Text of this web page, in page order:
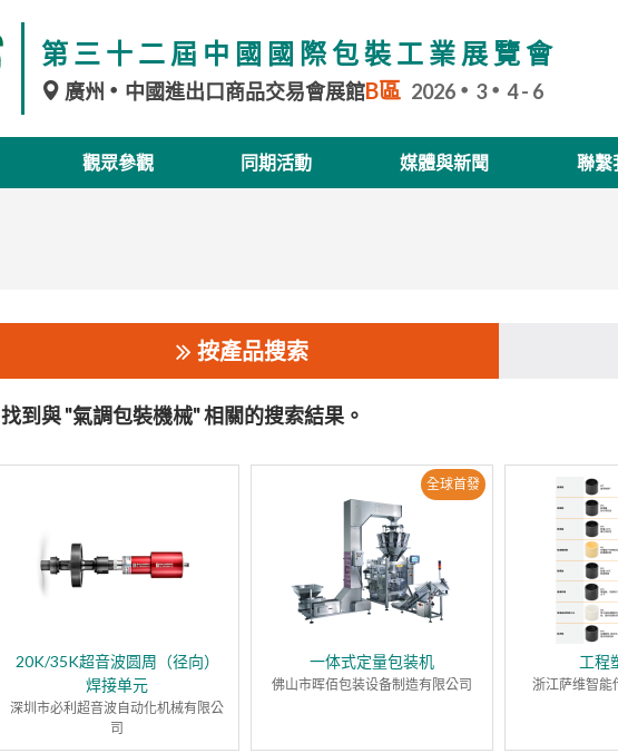
第三十二屆中國國際包裝工業展覽會
廣州 中國進出口商品交易會展館B區 2026 3 4 - 6
觀眾參觀 同期活動 媒體與新聞 聯繫
按產品搜索
找到與 "氣調包裝機械" 相關的搜索結果。
20K/35K超音波圆周（径向）
焊接单元
深圳市必利超音波自动化机械有限公
司
全球首發
一体式定量包装机
佛山市晖佰包装设备制造有限公司
工程
浙江萨维智能